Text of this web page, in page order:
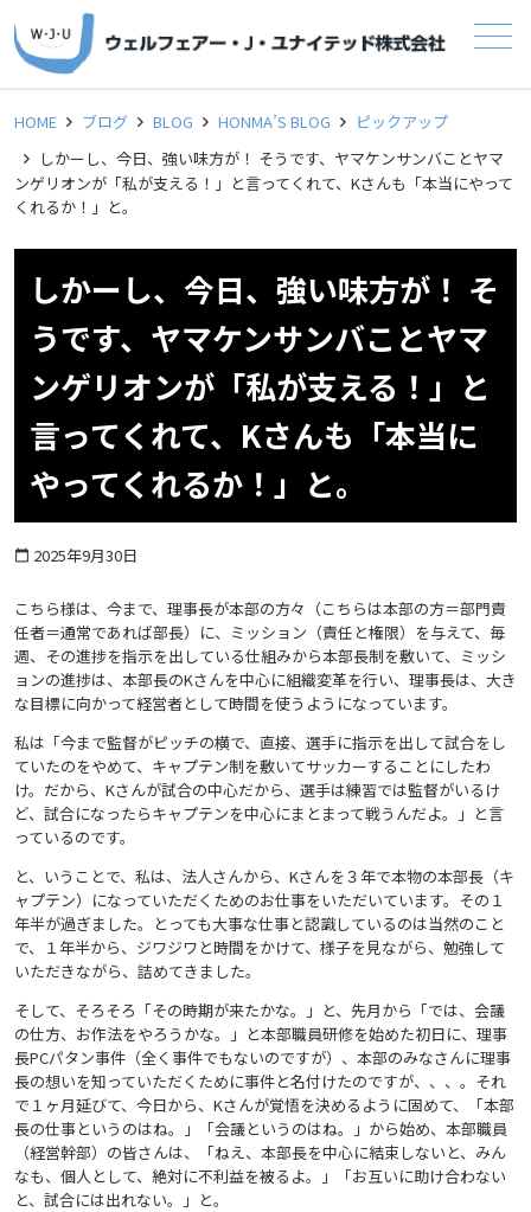
メニュー
HOME ブログ BLOG HONMA’S BLOG
ピックアップ
しかーし、今日、強い味方が！ そうです、ヤマケンサンバことヤマ
ンゲリオンが「私が支える！」と言ってくれて、Kさんも「本当にやって
くれるか！」と。
しかーし、今日、強い味方が！ そ
うです、ヤマケンサンバことヤマ
ンゲリオンが「私が支える！」と
言ってくれて、Kさんも「本当に
やってくれるか！」と。
calendar_today 2025年9月30日
こちら様は、今まで、理事長が本部の方々（こちらは本部の方＝部門責
任者＝通常であれば部長）に、ミッション（責任と権限）を与えて、毎
週、その進捗を指示を出している仕組みから本部長制を敷いて、ミッシ
ョンの進捗は、本部長のKさんを中心に組織変革を行い、理事長は、大き
な目標に向かって経営者として時間を使うようになっています。
私は「今まで監督がピッチの横で、直接、選手に指示を出して試合をし
ていたのをやめて、キャプテン制を敷いてサッカーすることにしたわ
け。だから、Kさんが試合の中心だから、選手は練習では監督がいるけ
ど、試合になったらキャプテンを中心にまとまって戦うんだよ。」と言
っているのです。
と、いうことで、私は、法人さんから、Kさんを３年で本物の本部長（キ
ャプテン）になっていただくためのお仕事をいただいています。その１
年半が過ぎました。とっても大事な仕事と認識しているのは当然のこと
で、１年半から、ジワジワと時間をかけて、様子を見ながら、勉強して
いただきながら、詰めてきました。
そして、そろそろ「その時期が来たかな。」と、先月から「では、会議
の仕方、お作法をやろうかな。」と本部職員研修を始めた初日に、理事
長PCパタン事件（全く事件でもないのですが）、本部のみなさんに理事
長の想いを知っていただくために事件と名付けたのですが、、、。それ
で１ヶ月延びて、今日から、Kさんが覚悟を決めるように固めて、「本部
長の仕事というのはね。」「会議というのはね。」から始め、本部職員
（経営幹部）の皆さんは、「ねえ、本部長を中心に結束しないと、みん
なも、個人として、絶対に不利益を被るよ。」「お互いに助け合わない
と、試合には出れない。」と。